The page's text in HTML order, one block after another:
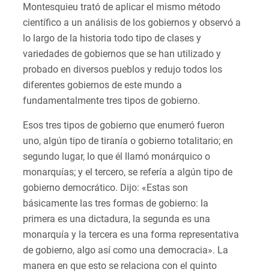
Montesquieu trató de aplicar el mismo método
científico a un análisis de los gobiernos y observó a
lo largo de la historia todo tipo de clases y
variedades de gobiernos que se han utilizado y
probado en diversos pueblos y redujo todos los
diferentes gobiernos de este mundo a
fundamentalmente tres tipos de gobierno.
Esos tres tipos de gobierno que enumeró fueron
uno, algún tipo de tiranía o gobierno totalitario; en
segundo lugar, lo que él llamó monárquico o
monarquías; y el tercero, se refería a algún tipo de
gobierno democrático. Dijo: «Estas son
básicamente las tres formas de gobierno: la
primera es una dictadura, la segunda es una
monarquía y la tercera es una forma representativa
de gobierno, algo así como una democracia». La
manera en que esto se relaciona con el quinto